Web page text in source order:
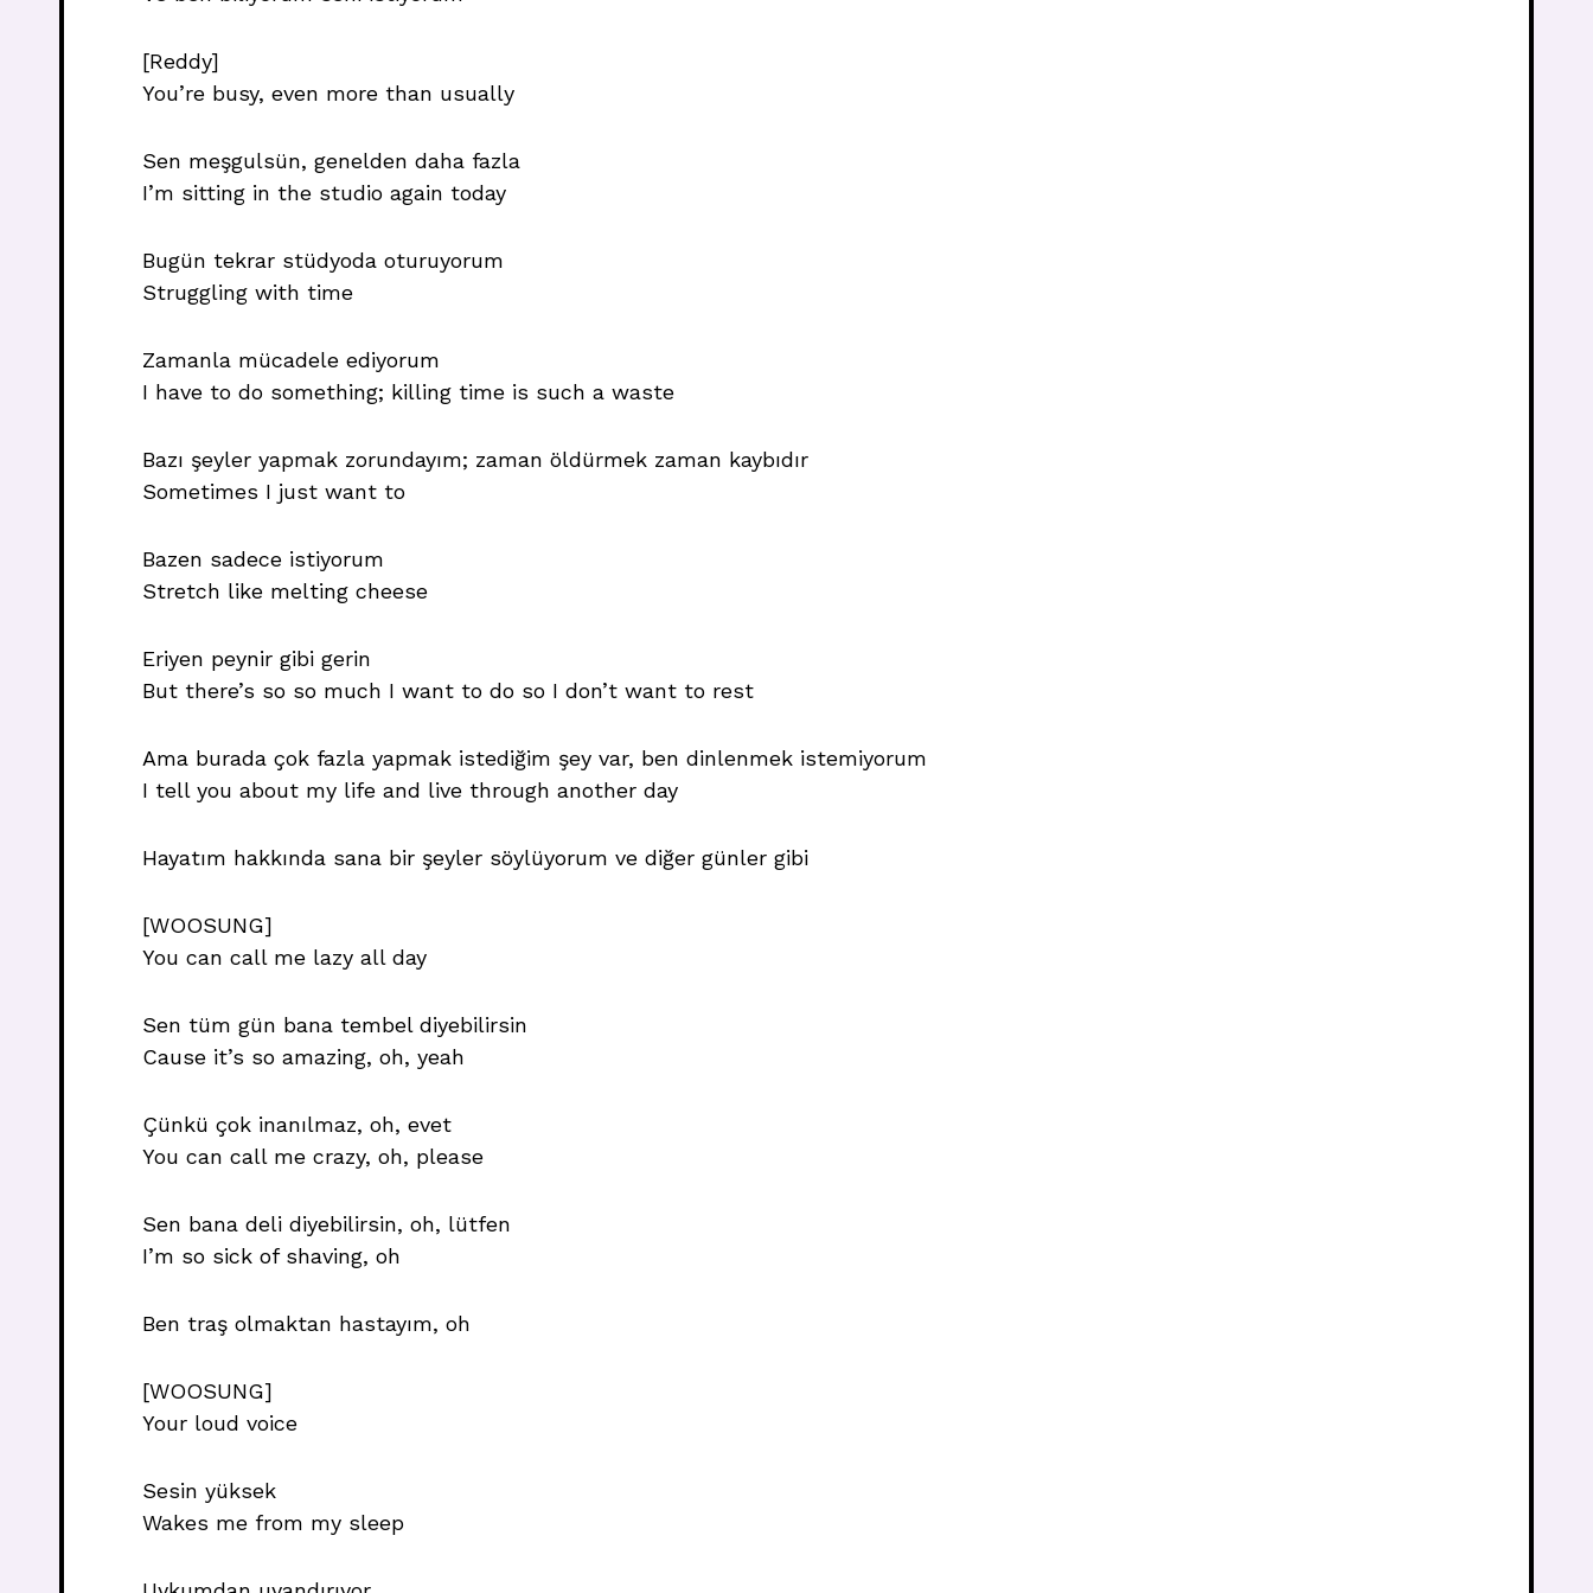
[Reddy]
You’re busy, even more than usually
Sen meşgulsün, genelden daha fazla
I’m sitting in the studio again today
Bugün tekrar stüdyoda oturuyorum
Struggling with time
Zamanla mücadele ediyorum
I have to do something; killing time is such a waste
Bazı şeyler yapmak zorundayım; zaman öldürmek zaman kaybıdır
Sometimes I just want to
Bazen sadece istiyorum
Stretch like melting cheese
Eriyen peynir gibi gerin
But there’s so so much I want to do so I don’t want to rest
Ama burada çok fazla yapmak istediğim şey var, ben dinlenmek istemiyorum
I tell you about my life and live through another day
Hayatım hakkında sana bir şeyler söylüyorum ve diğer günler gibi
[WOOSUNG]
You can call me lazy all day
Sen tüm gün bana tembel diyebilirsin
Cause it’s so amazing, oh, yeah
Çünkü çok inanılmaz, oh, evet
You can call me crazy, oh, please
Sen bana deli diyebilirsin, oh, lütfen
I’m so sick of shaving, oh
Ben traş olmaktan hastayım, oh
[WOOSUNG]
Your loud voice
Sesin yüksek
Wakes me from my sleep